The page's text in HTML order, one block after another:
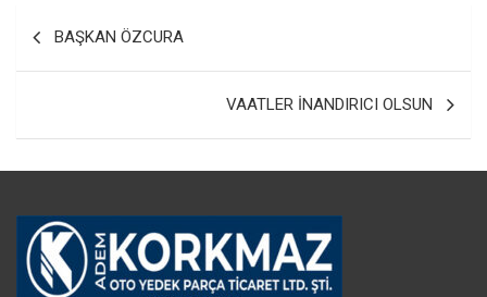
gezinmesi
BAŞKAN ÖZCURA
VAATLER İNANDIRICI OLSUN